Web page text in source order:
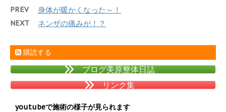
PREV 身体が暖かくなった～！
NEXT ネンザの痛みが！？
購読する
ブログ美原整体日誌
リンク集
youtubeで施術の様子が見られます